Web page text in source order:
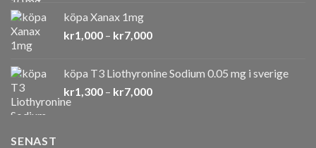
kr9,000
köpa Xanax 1mg
kr1,000 – kr7,000Prisintervall:
kr7,000
köpa T3 Liothyronine Sodium 0.05 mg i sverige
kr1,300 – kr7,000Prisintervall:
SENAST